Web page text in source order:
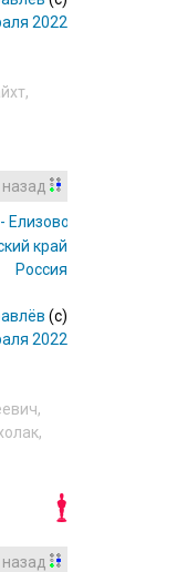
2022
,
Елизово
край
Россия
(c)
2022
,
,